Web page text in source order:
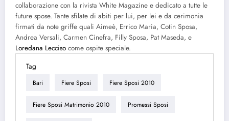
collaborazione con la rivista White Magazine e dedicato a tutte le
future spose. Tante sfilate di abiti per lui, per lei e da cerimonia
firmati da note griffe quali Aimeè, Errico Maria, Cotin Sposa,
Andrea Versali, Carmen Cinefra, Filly Sposa, Pat Maseda, e
Loredana Lecciso come ospite speciale.
Tag
Bari Fiere Sposi Fiere Sposi 2010
Fiere Sposi Matrimonio 2010 Promessi Sposi